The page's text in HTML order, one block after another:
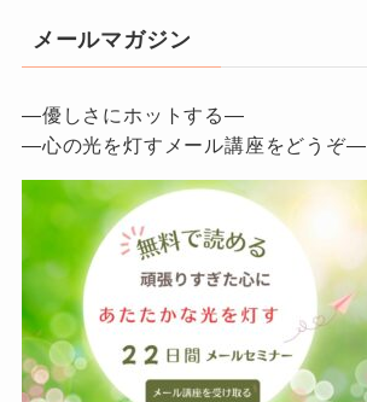
メールマガジン
—優しさにホットする—
—心の光を灯すメール講座をどうぞ—